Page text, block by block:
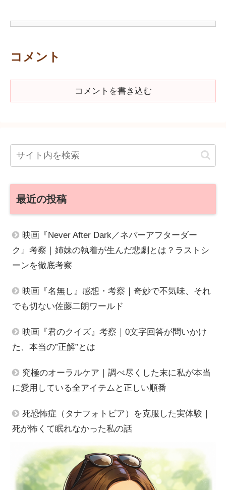
コメント
コメントを書き込む
最近の投稿
映画『Never After Dark／ネバーアフターダー
ク』考察｜姉妹の執着が生んだ悲劇とは？ラストシ
ーンを徹底考察
映画『名無し』感想・考察｜奇妙で不気味、それ
でも切ない佐藤二朗ワールド
映画『君のクイズ』考察｜0文字回答が問いかけ
た、本当の”正解”とは
究極のオーラルケア｜調べ尽くした末に私が本当
に愛用している全アイテムと正しい順番
死恐怖症（タナフォトビア）を克服した実体験｜
死が怖くて眠れなかった私の話